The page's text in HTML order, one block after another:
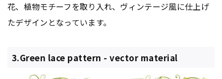
花、植物モチーフを取り入れ、ヴィンテージ風に仕上げ
たデザインとなっています。
3.Green lace pattern - vector material